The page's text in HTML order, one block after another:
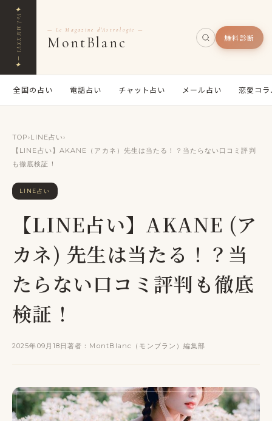
✦
Vol.MMXXVI ─
✦
— Le Magazine d'Astrologie —
MontBlanc 無料診断
全国の占い 電話占い チャット占い メール占い 恋愛コラ
TOP›LINE占い›
【LINE占い】AKANE（アカネ）先生は当たる！？当たらない口コミ評判
も徹底検証！
LINE占い
【LINE占い】AKANE (ア
カネ) 先生は当たる！？当
たらない口コミ評判も徹底
検証！
2025年09月18日著者：MontBlanc（モンブラン）編集部